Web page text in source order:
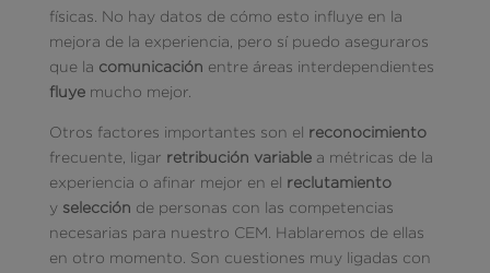
físicas. No hay datos de cómo esto influye en la
mejora de la experiencia, pero sí puedo aseguraros
que la comunicación entre áreas interdependientes
fluyemucho mejor.
Otros factores importantes son el reconocimiento
frecuente, ligar retribución variablea métricas de la
experiencia o afinar mejor en el reclutamiento
y selección de personas con las competencias
necesarias para nuestro CEM. Hablaremos de ellas
en otro momento. Son cuestiones muy ligadas con